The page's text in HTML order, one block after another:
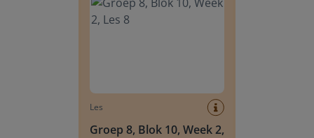
Les
Groep 8, Blok 10, Week 2,